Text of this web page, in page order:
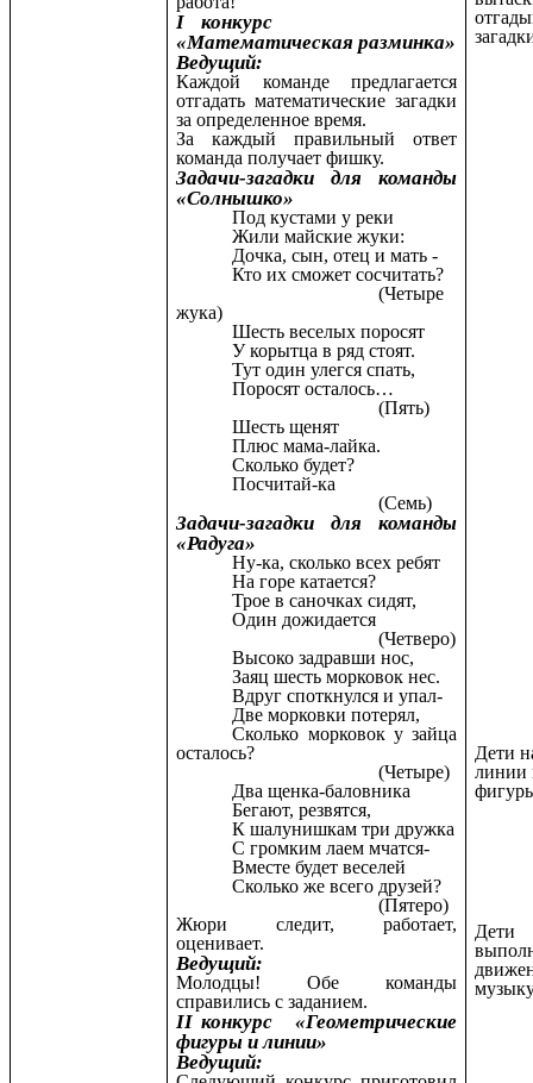
I конкурс
«Математическая разминка»
Ведущий:
Каждой команде предлагается
отгадать математические загадки
за определенное время.
За каждый правильный ответ
команда получает фишку.
Задачи-загадки для команды
«Солнышко»
Под кустами у реки
Жили майские жуки:
Дочка, сын, отец и мать -
Кто их сможет сосчитать?
(Четыре
жука)
Шесть веселых поросят
У корытца в ряд стоят.
Тут один улегся спать,
Поросят осталось…
(Пять)
Шесть щенят
Плюс мама-лайка.
Сколько будет?
Посчитай-ка
(Семь)
Задачи-загадки для команды
«Радуга»
Ну-ка, сколько всех ребят
На горе катается?
Трое в саночках сидят,
Один дожидается
(Четверо)
Высоко задравши нос,
Заяц шесть морковок нес.
Вдруг споткнулся и упал-
Две морковки потерял,
Сколько морковок у зайца
осталось?
(Четыре)
Два щенка-баловника
Бегают, резвятся,
К шалунишкам три дружка
С громким лаем мчатся-
Вместе будет веселей
Сколько же всего друзей?
(Пятеро)
Жюри следит, работает,
оценивает.
Ведущий:
Молодцы! Обе команды
справились с заданием.
II конкурс «Геометрические
фигуры и линии»
Ведущий:
Дети
линии
Дети